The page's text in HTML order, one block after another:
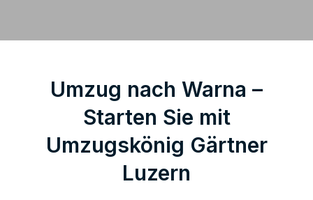
Umzug nach Warna –
Starten Sie mit
Umzugskönig Gärtner
Luzern